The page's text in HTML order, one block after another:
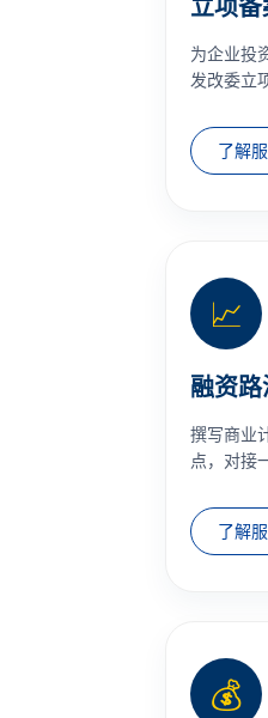
立项
为企业投
发改委立
了解
📈
融资
撰写商业
点，对接
了解
💰